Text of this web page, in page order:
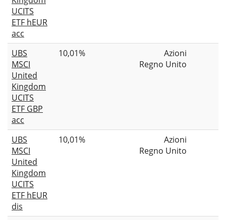
UCITS
ETF hEUR
acc
UBS
MSCI
United
Kingdom
UCITS
ETF GBP
acc
10,01%
Azioni
Regno Unito
UBS
MSCI
United
Kingdom
UCITS
ETF hEUR
dis
10,01%
Azioni
Regno Unito